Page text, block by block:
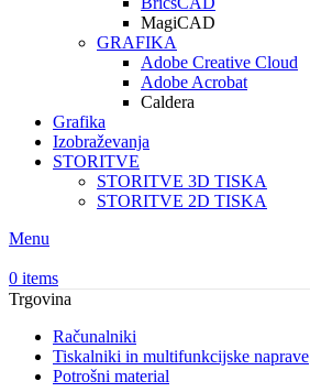
MagiCAD
GRAFIKA
Adobe Creative Cloud
Adobe Acrobat
Caldera
Grafika
Izobraževanja
STORITVE
STORITVE 3D TISKA
STORITVE 2D TISKA
Menu
0 items
Trgovina
Računalniki
Tiskalniki in multifunkcijske naprave
Potrošni material